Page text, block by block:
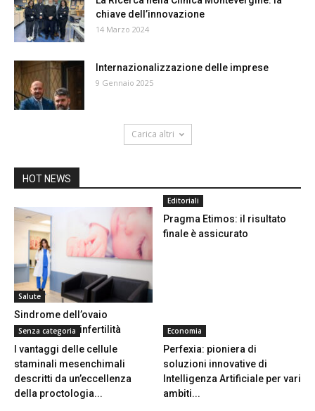
chiave dell’innovazione
14 Marzo 2024
Internazionalizzazione delle imprese
9 Gennaio 2025
Carica altri
HOT NEWS
Salute
Sindrome dell’ovaio
policistico ed infertilità
Editoriali
Pragma Etimos: il risultato
finale è assicurato
Senza categoria
I vantaggi delle cellule
staminali mesenchimali
descritti da un’eccellenza
della proctologia...
Economia
Perfexia: pioniera di
soluzioni innovative di
Intelligenza Artificiale per vari
ambiti...